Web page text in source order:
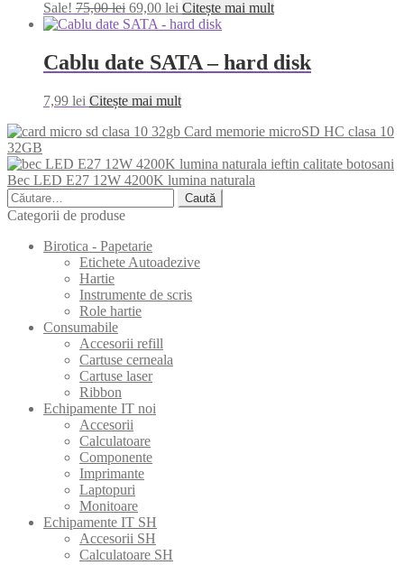
Sale! 75,00lei Prețul
inițial
fost:
75,00 lei.
69,00 lei Prețul
curent
69,00 lei.
Citește mai mult
Cablu date SATA – hard disk
7,99 lei Citește mai mult
Card memorie microSD HC clasa 10
32GB
Bec LED E27 12W 4200K lumina naturala
Caută
după:
Categorii de produse
Birotica - Papetarie
Etichete Autoadezive
Hartie
Instrumente de scris
Role hartie
Consumabile
Accesorii refill
Cartuse cerneala
Cartuse laser
Ribbon
Echipamente IT noi
Accesorii
Calculatoare
Componente
Imprimante
Laptopuri
Monitoare
Echipamente IT SH
Accesorii SH
Calculatoare SH